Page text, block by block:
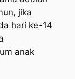
jika
hari ke-14
anak